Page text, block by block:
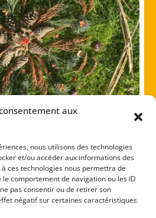
aux
nous utilisons des technologies
et/ou accéder aux informations des
ces technologies nous permettra de
comportement de navigation ou les ID
pas consentir ou de retirer son
négatif sur certaines caractéristiques
des fleurs, des
des petits cailloux et
de ton choix. Puis réalise…